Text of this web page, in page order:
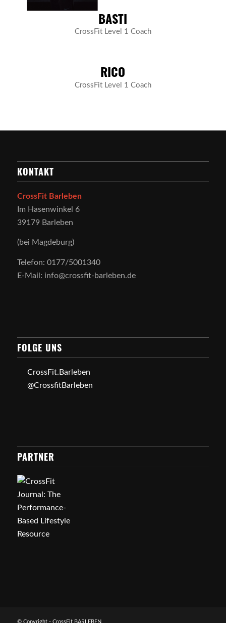
BASTI
CrossFit Level 1 Coach
RICO
CrossFit Level 1 Coach
KONTAKT
CrossFit Barleben
Im Hasenwinkel 6
39179 Barleben
(bei Magdeburg)
Telefon: 0177/5001340
E-Mail: info@crossfit-barleben.de
FOLGE UNS
CrossFit.Barleben
@CrossfitBarleben
PARTNER
© Copyright - CrossFit BARLEBEN